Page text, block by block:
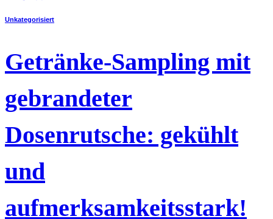
Unkategorisiert
Getränke-Sampling mit
gebrandeter
Dosenrutsche: gekühlt
und
aufmerksamkeitsstark!